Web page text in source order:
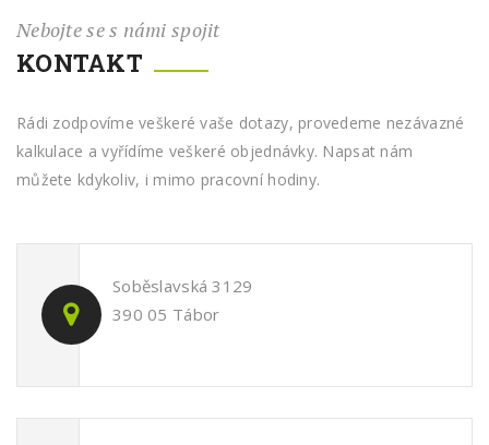
Nebojte se s námi spojit
KONTAKT
Rádi zodpovíme veškeré vaše dotazy, provedeme nezávazné
kalkulace a vyřídíme veškeré objednávky. Napsat nám
můžete kdykoliv, i mimo pracovní hodiny.
Soběslavská 3129
390 05 Tábor